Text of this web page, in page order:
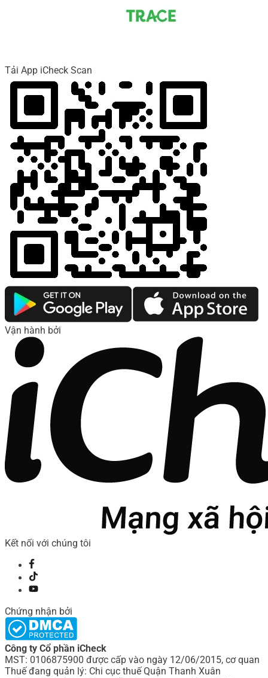
Tải App iCheck Scan
Vận hành bởi
Kết nối với chúng tôi
Chứng nhận bởi
Công ty Cổ phần iCheck
MST: 0106875900 được cấp vào ngày 12/06/2015, cơ quan
Thuế đang quản lý: Chi cục thuế Quận Thanh Xuân